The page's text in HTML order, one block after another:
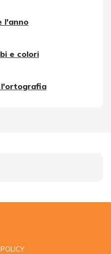
l'anno
e colori
l'ortografia